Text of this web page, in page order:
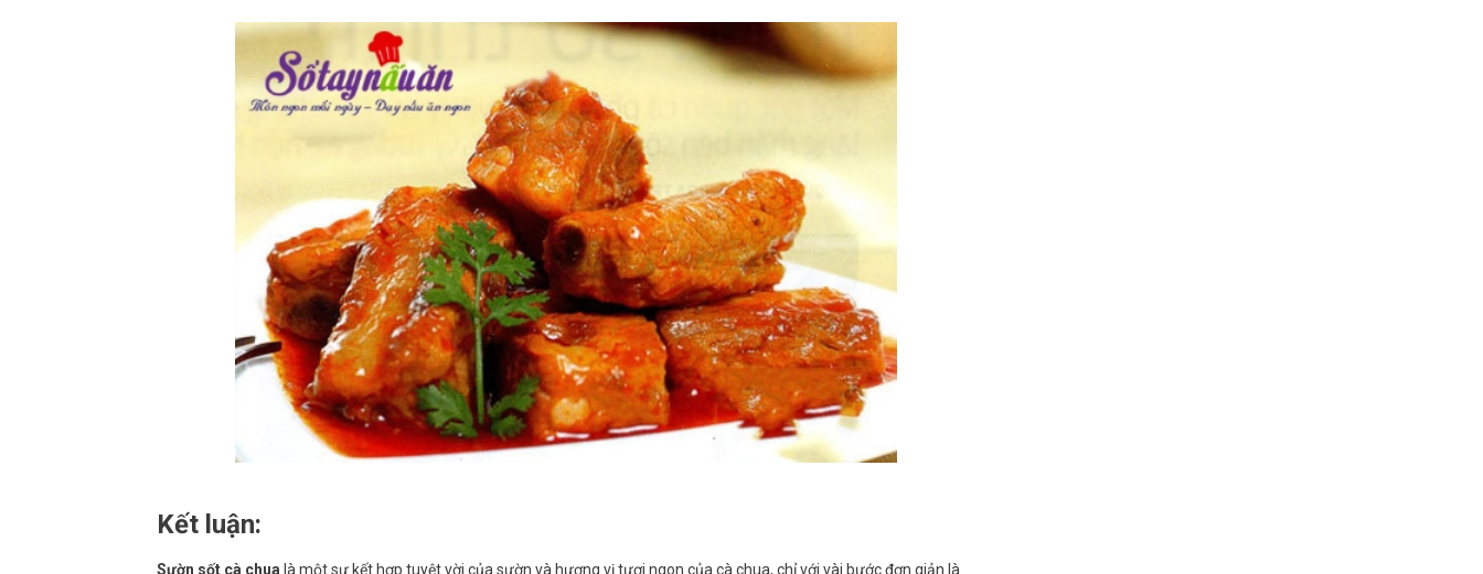
Kết luận:
Sườn sốt cà chua là một sự kết hợp tuyệt vời của sườn và hương vị tươi ngon của cà chua, chỉ với vài bước đơn giản là